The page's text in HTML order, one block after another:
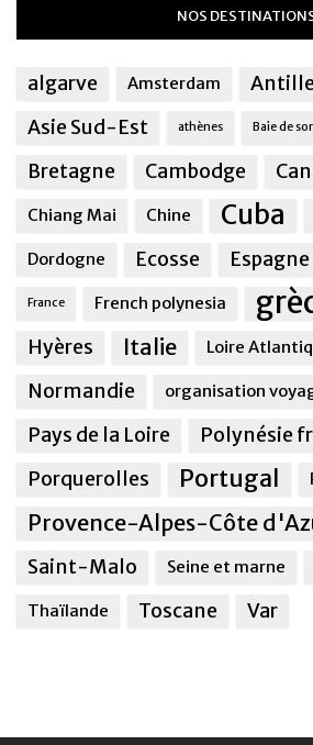
NOS
algarve Amsterdam
Asie Sud-Est
athènes Baie de
Bretagne Cambodge
Chiang Mai Chine Cuba
Dordogne Ecosse Espagne
France French polynesia
Hyères Italie Loire
Normandie organisation
Pays de la Loire
Polynésie
Porquerolles
Portugal
Provence-Alpes-Côte
Saint-Malo Seine et marne
Thaïlande Toscane Var